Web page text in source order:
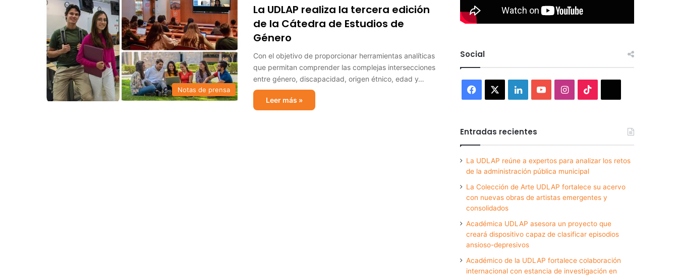
Notas de prensa
La UDLAP realiza la tercera edición
de la Cátedra de Estudios de
Género
Con el objetivo de proporcionar herramientas analíticas
que permitan comprender las complejas intersecciones
entre género, discapacidad, origen étnico, edad y…
Leer más »
Social
Facebook LinkedInYouTubeInstagram
Entradas recientes
La UDLAP reúne a expertos para analizar los retos
de la administración pública municipal
La Colección de Arte UDLAP fortalece su acervo
con nuevas obras de artistas emergentes y
consolidados
Académica UDLAP asesora un proyecto que
creará dispositivo capaz de clasificar episodios
ansioso-depresivos
Académico de la UDLAP fortalece colaboración
internacional con estancia de investigación en